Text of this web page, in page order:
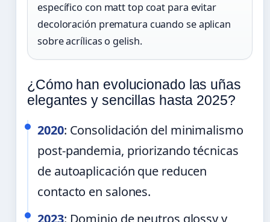
específico con matt top coat para evitar
decoloración prematura cuando se aplican
sobre acrílicas o gelish.
¿Cómo han evolucionado las uñas
elegantes y sencillas hasta 2025?
2020: Consolidación del minimalismo
post-pandemia, priorizando técnicas
de autoaplicación que reducen
contacto en salones.
2023: Dominio de neutros glossy y